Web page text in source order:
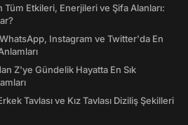
Tüm Etkileri, Enerjileri ve Şifa Alanları:
Instagram ve Twitter'da En
Z'ye Gündelik Hayatta En Sık
Tavlası ve Kız Tavlası Diziliş Şekilleri